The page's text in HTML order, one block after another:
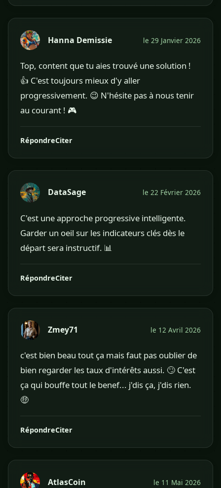
Hanna Demissie le 29 Janvier 2026
Top, content que tu aies trouvé une solution !
👍 C'est toujours mieux d'y aller
progressivement. 😉 N'hésite pas à nous tenir
au courant ! 🎮
RépondreCiter
DataSage le 22 Février 2026
C'est une approche progressive intelligente.
Garder un oeil sur les indicateurs clés dès le
départ sera instructif. 📊
RépondreCiter
Zmey71 le 12 Avril 2026
c'est bien beau tout ça mais faut pas oublier de
bien regarder les taux d'intérêts aussi. 🙄 C'est
ça qui bouffe tout le benef... j'dis ça, j'dis rien.
🤑
RépondreCiter
AtlasCoin le 11 Mai 2026